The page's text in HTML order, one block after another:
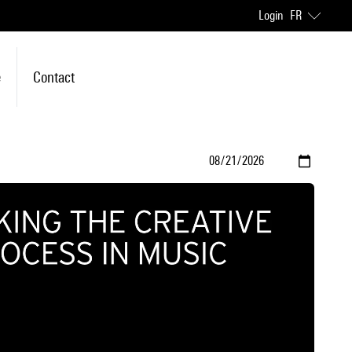
Login FR
Contact